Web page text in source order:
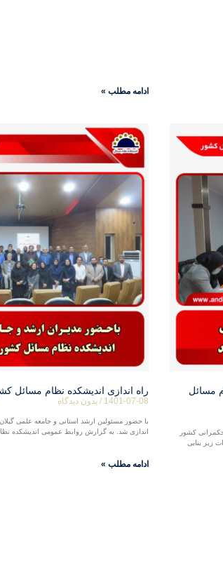
ادامه مطلب »
مسائل
کشور
زیر بنایی
راه اندازی اندیشکده نظام مسائل
1401-07-08 بدون دیدگاه
با حضور مسئولین ارشد استانی و جامعه علمی
اندازی شد. به گزارش روابط عمومی اندیشکده
ادامه مطلب »